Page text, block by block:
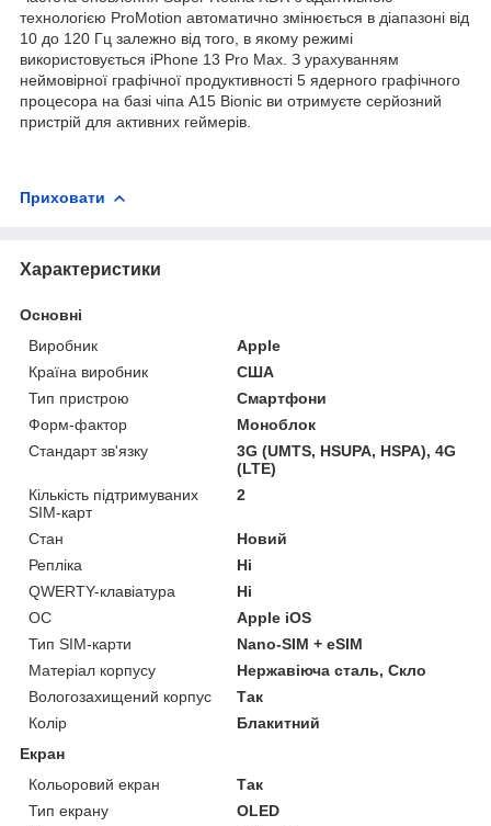
технологією ProMotion автоматично змінюється в діапазоні від
10 до 120 Гц залежно від того, в якому режимі
використовується iPhone 13 Pro Max. З урахуванням
неймовірної графічної продуктивності 5 ядерного графічного
процесора на базі чіпа A15 Bioniс ви отримуєте серйозний
пристрій для активних геймерів.
Приховати
Характеристики
Основні
Виробник
Apple
Країна виробник
США
Тип пристрою
Смартфони
Форм-фактор
Моноблок
Стандарт зв'язку
3G (UMTS, HSUPA, HSPA), 4G
(LTE)
Кількість підтримуваних
SIM-карт
2
Стан
Новий
Репліка
Ні
QWERTY-клавіатура
Ні
ОС
Apple iOS
Тип SIM-карти
Nano-SIM + eSIM
Матеріал корпусу
Нержавіюча сталь, Скло
Вологозахищений корпус
Так
Колір
Блакитний
Екран
Кольоровий екран
Так
Тип екрану
OLED